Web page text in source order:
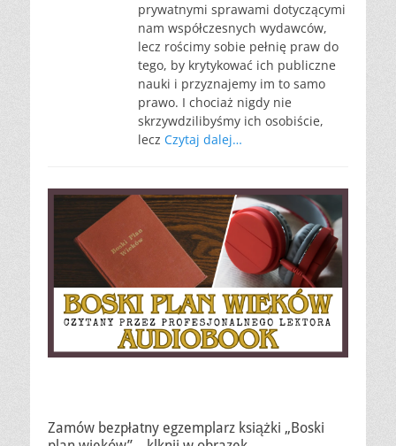
prywatnymi sprawami dotyczącymi
nam współczesnych wydawców,
lecz rościmy sobie pełnię praw do
tego, by krytykować ich publiczne
nauki i przyznajemy im to samo
prawo. I chociaż nigdy nie
skrzywdzilibyśmy ich osobiście,
lecz Czytaj dalej…
Zamów bezpłatny egzemplarz książki „Boski